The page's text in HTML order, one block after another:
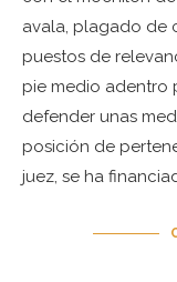
avala, plagado de
puestos de
pie medio adentro
defender unas
posición de
juez, se ha